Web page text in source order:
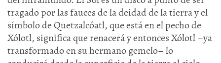
tragado por las fauces de la deidad de la tierra y el
símbolo de Quetzalcóatl, que está en el pecho de
Xólotl, significa que renacerá y entonces Xólotl –ya
transformado en su hermano gemelo– lo